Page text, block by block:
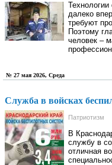
далеко
требуют
Поэтому
человек –
№ 27 мая 2026, Среда
Служба в войсках
Патриотизм
В
службу в
отличная